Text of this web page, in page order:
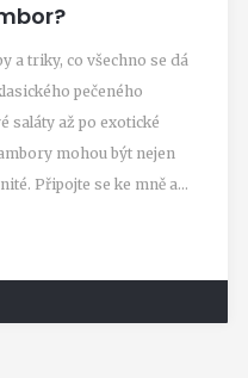
a triky, co všechno se dá
pečeného
saláty až po exotické
mohou být nejen
Připojte se ke mně a